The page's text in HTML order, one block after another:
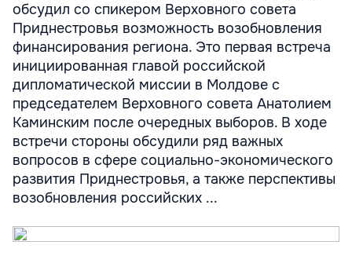
обсудил со спикером Верховного совета
Приднестровья возможность возобновления
финансирования региона. Это первая встреча
инициированная главой российской
дипломатической миссии в Молдове с
председателем Верховного совета Анатолием
Каминским после очередных выборов. В ходе
встречи стороны обсудили ряд важных
вопросов в сфере социально-экономического
развития Приднестровья, а также перспективы
возобновления российских ...